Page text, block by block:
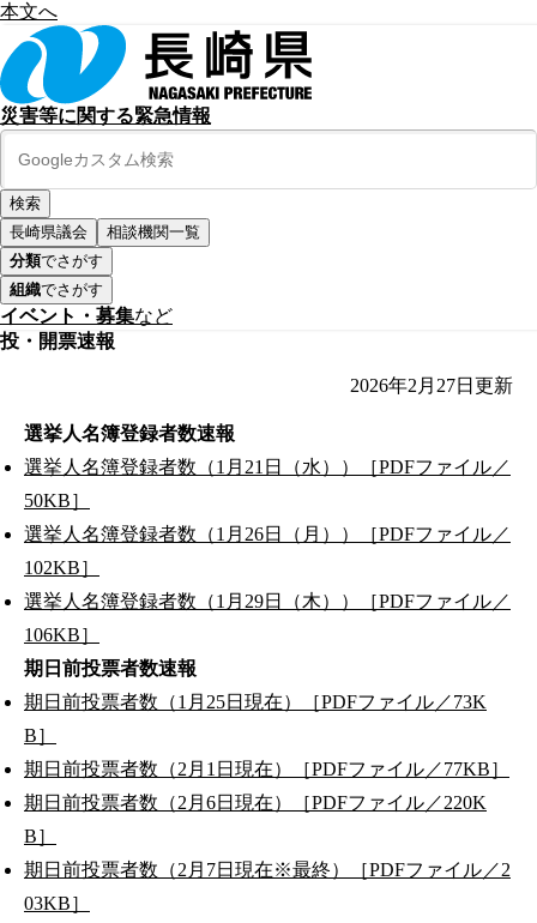
本文へ
災害等に関する緊急情報
長崎県議会
相談機関一覧
分類でさがす
組織でさがす
イベント・募集など
投・開票速報
2026年2月27日 更新
選挙人名簿登録者数速報
選挙人名簿登録者数（1月21日（水））［PDFファイル／
50KB］
選挙人名簿登録者数（1月26日（月））［PDFファイル／
102KB］
選挙人名簿登録者数（1月29日（木））［PDFファイル／
106KB］
期日前投票者数速報
期日前投票者数（1月25日現在）［PDFファイル／73K
B］
期日前投票者数（2月1日現在）［PDFファイル／77KB］
期日前投票者数（2月6日現在）［PDFファイル／220K
B］
期日前投票者数（2月7日現在※最終）［PDFファイル／2
03KB］